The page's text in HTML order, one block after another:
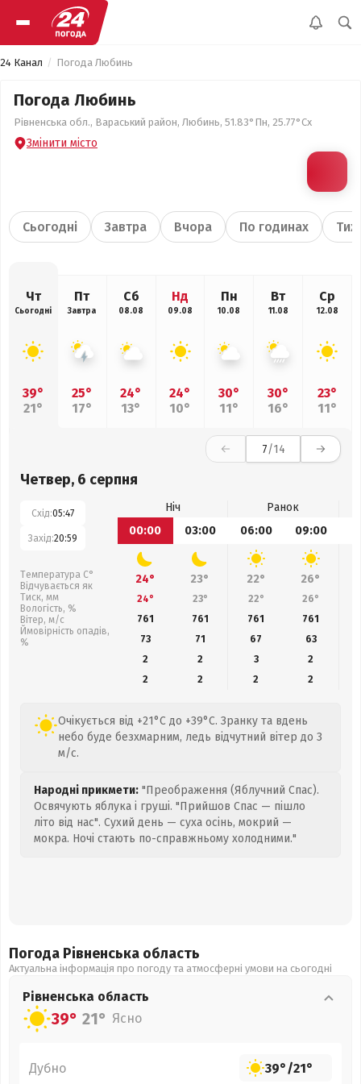
24 Канал Погода Любинь
Погода Любинь
Рівненська обл., Вараський район, Любинь, 51.83°Пн, 25.77°Сх
Змінити місто
Сьогодні Завтра Вчора По годинах
Чт
Сьогодні
39°
21°
Пт
Завтра
25°
17°
Сб
08.08
24°
13°
Нд
09.08
24°
10°
Пн
10.08
30°
11°
Вт
11.08
30°
16°
Ср
12.08
23°
11°
7/14
Четвер, 6 серпня
Схід:05:47
Захід:20:59
Температура С°
Відчувається як
Тиск, мм
Вологість, %
Вітер, м/с
Ймовірність опадів,
%
Ніч
Ранок
00:00
03:00 06:00 09:00
24° 23° 22° 26°
24° 23° 22° 26°
761
761 761 761
73
71 67 63
2
2 3
2
2
2 2 2
Очікується від +21°C до +39°C. Зранку та вдень
небо буде безхмарним, ледь відчутний вітер до 3
м/с.
Народні прикмети: "Преображення (Яблучний Спас).
Освячують яблука і груші. "Прийшов Спас — пішло
літо від нас". Сухий день — суха осінь, мокрий —
мокра. Ночі стають по-справжньому холодними."
Погода Рівненська область
Актуальна інформація про погоду та атмосферні умови на сьогодні
Рівненська область
39° 21° Ясно
Дубно 39°/21°